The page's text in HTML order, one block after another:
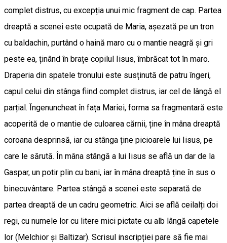
complet distrus, cu excepția unui mic fragment de cap. Partea
dreaptă a scenei este ocupată de Maria, așezată pe un tron
cu baldachin, purtând o haină maro cu o mantie neagră și gri
peste ea, ținând în brațe copilul Iisus, îmbrăcat tot în maro.
Draperia din spatele tronului este susținută de patru îngeri,
capul celui din stânga fiind complet distrus, iar cel de lângă el
parțial. Îngenuncheat în fața Mariei, forma sa fragmentară este
acoperită de o mantie de culoarea cărnii, ține în mâna dreaptă
coroana desprinsă, iar cu stânga ține picioarele lui Iisus, pe
care le sărută. În mâna stângă a lui Iisus se află un dar de la
Gaspar, un potir plin cu bani, iar în mâna dreaptă ține în sus o
binecuvântare. Partea stângă a scenei este separată de
partea dreaptă de un cadru geometric. Aici se află ceilalți doi
regi, cu numele lor cu litere mici pictate cu alb lângă capetele
lor (Melchior și Baltizar). Scrisul inscripției pare să fie mai